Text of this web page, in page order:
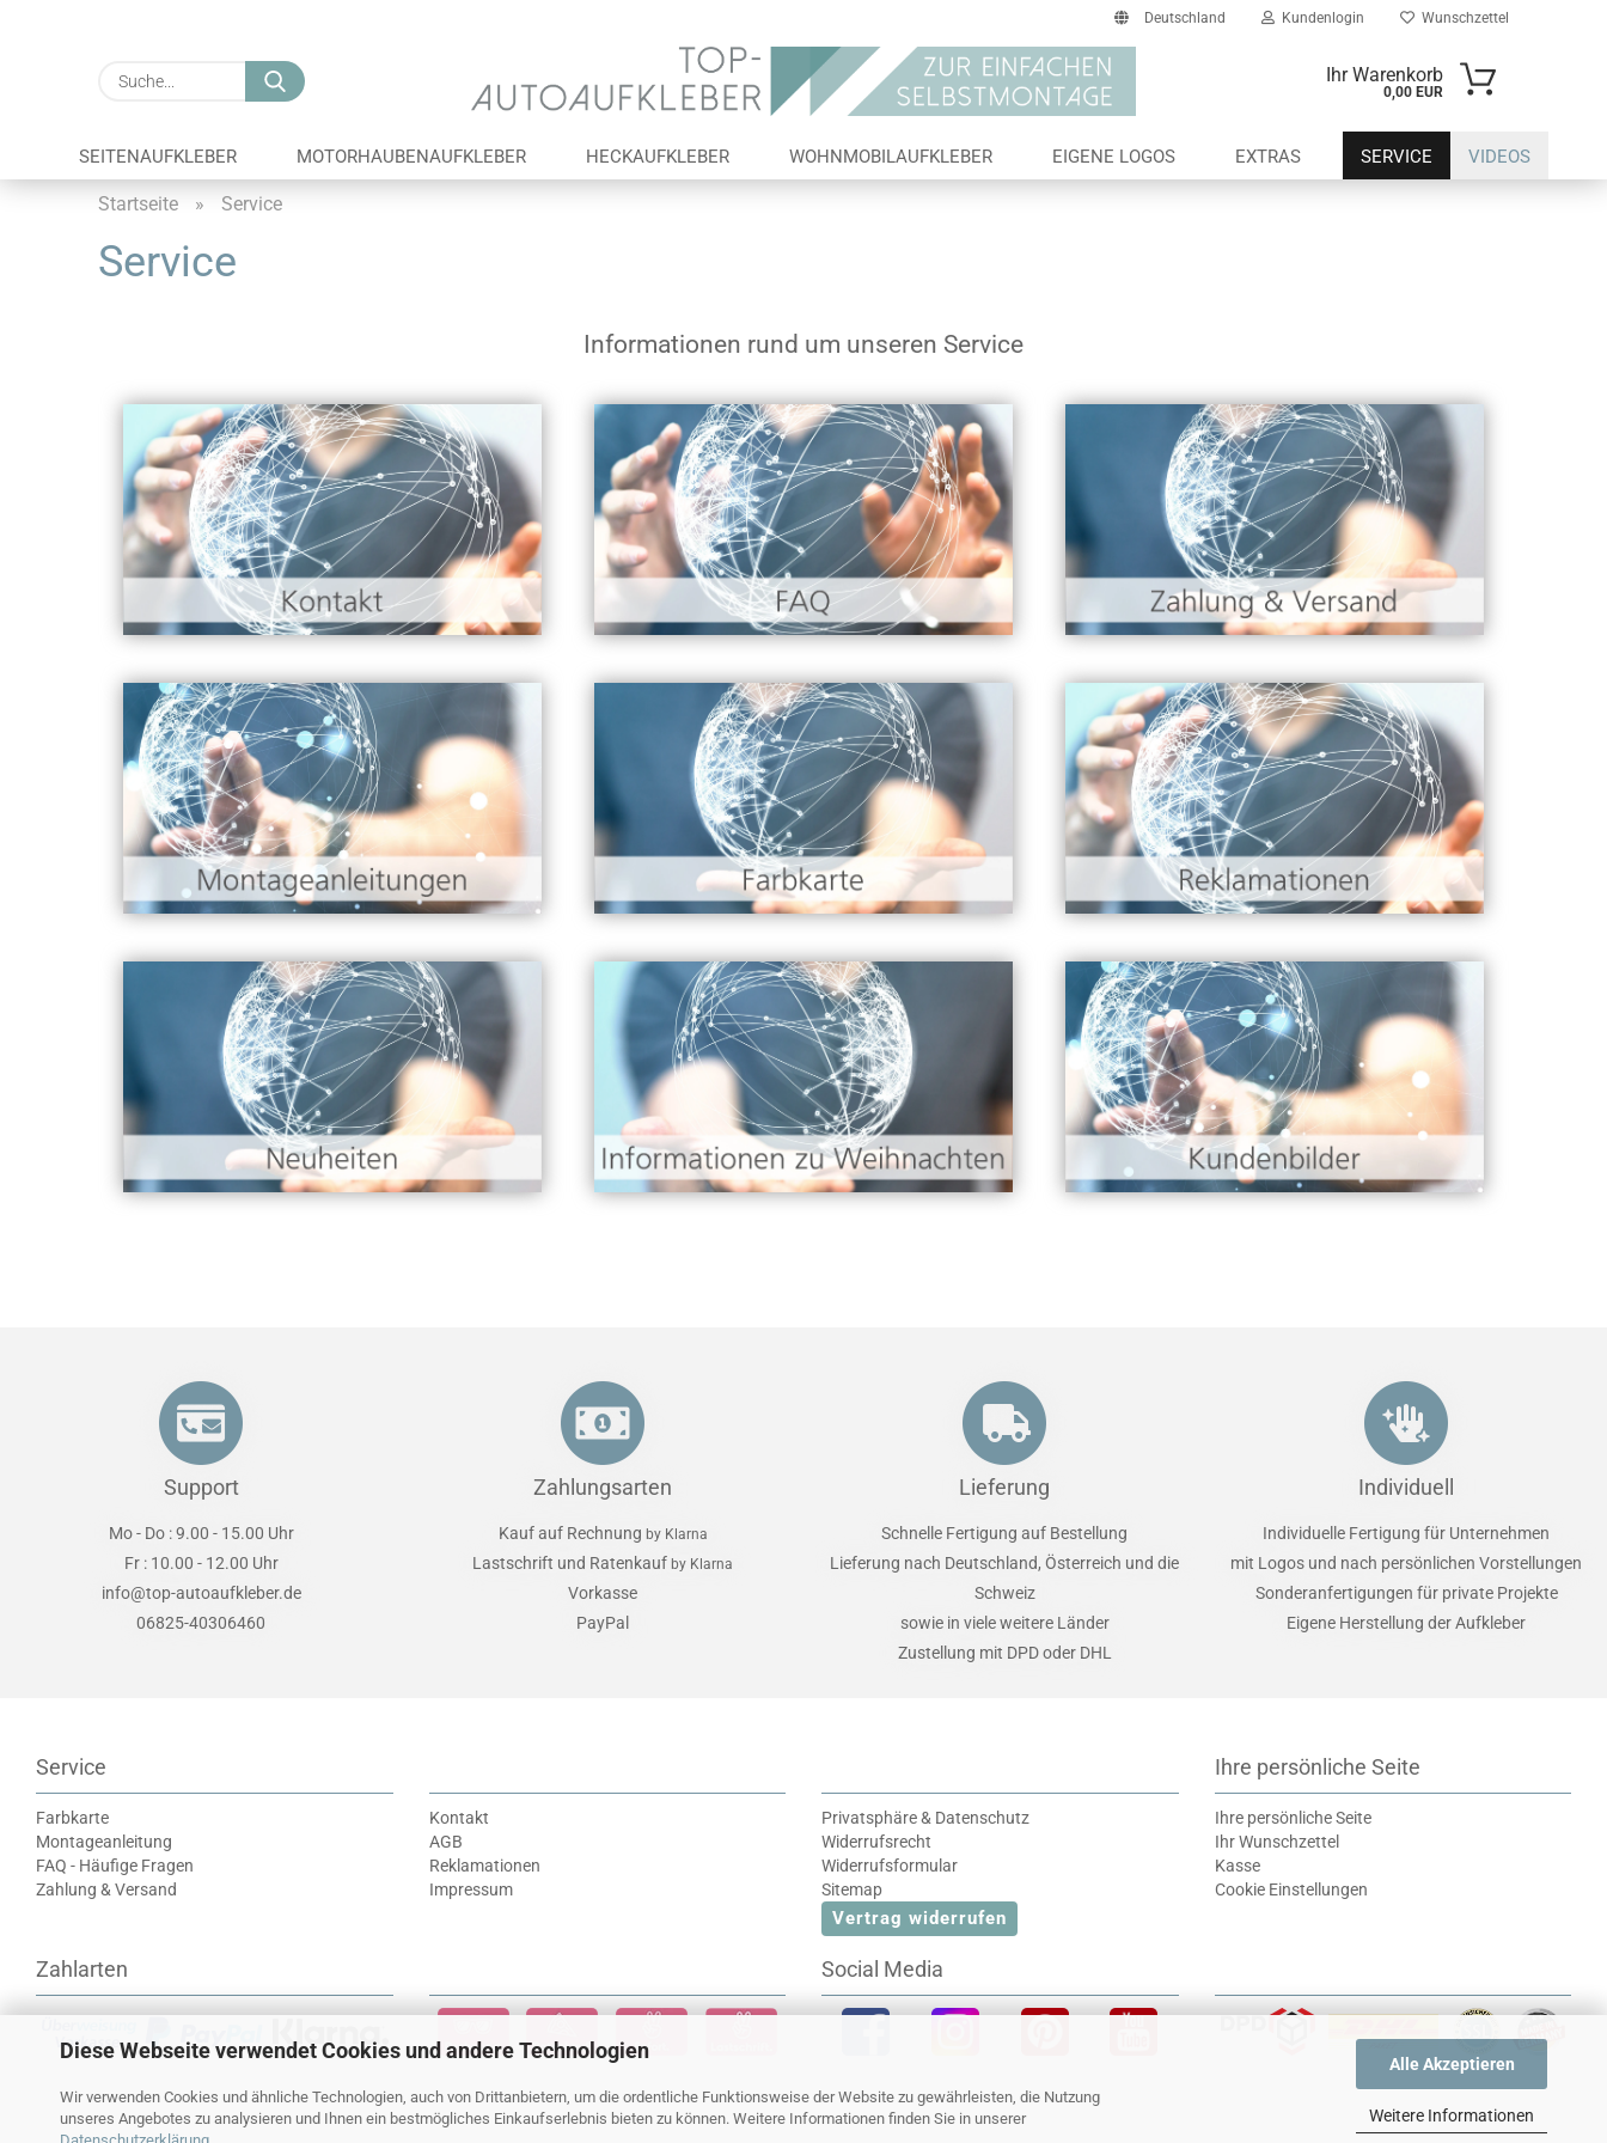
Diese Webseite verwendet Cookies und andere Technologien
Wir verwenden Cookies und ähnliche Technologien, auch von Drittanbietern, um die ordentliche Funktionsweise der Website zu gewährleisten, die Nutzung
unseres Angebotes zu analysieren und Ihnen ein bestmögliches Einkaufserlebnis bieten zu können. Weitere Informationen finden Sie in unserer
Alle Akzeptieren
Weitere Informationen
Deutschland
Lieferland
Kundenlogin
Konto erstellen
Wunschzettel
Suche... Ihr Warenkorb
0,00 EUR
SEITENAUFKLEBER MOTORHAUBENAUFKLEBER HECKAUFKLEBER WOHNMOBILAUFKLEBER EIGENE LOGOS EXTRAS SERVICE VIDEOS
Startseite » Service
Service
Informationen rund um unseren Service
Support
Mo - Do : 9.00 - 15.00 Uhr
Fr : 10.00 - 12.00 Uhr
info@top-autoaufkleber.de
06825-40306460
Zahlungsarten
Kauf auf Rechnung by Klarna
Lastschrift und Ratenkauf by Klarna
Vorkasse
PayPal
Lieferung
Schnelle Fertigung auf Bestellung
Lieferung nach Deutschland, Österreich und die
Schweiz
sowie in viele weitere Länder
Zustellung mit DPD oder DHL
Individuell
Individuelle Fertigung für Unternehmen
mit Logos und nach persönlichen Vorstellungen
Sonderanfertigungen für private Projekte
Eigene Herstellung der Aufkleber
Service
Farbkarte
Montageanleitung
FAQ - Häufige Fragen
Zahlung & Versand
Kontakt
AGB
Reklamationen
Impressum
Privatsphäre & Datenschutz
Widerrufsrecht
Widerrufsformular
Sitemap
Vertrag widerrufen
Ihre persönliche Seite
Ihre persönliche Seite
Ihr Wunschzettel
Kasse
Cookie Einstellungen
Zahlarten Social Media